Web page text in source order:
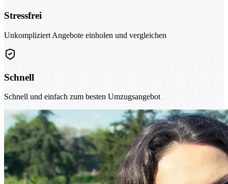
Stressfrei
Unkompliziert Angebote einholen und vergleichen
Schnell
Schnell und einfach zum besten Umzugsangebot